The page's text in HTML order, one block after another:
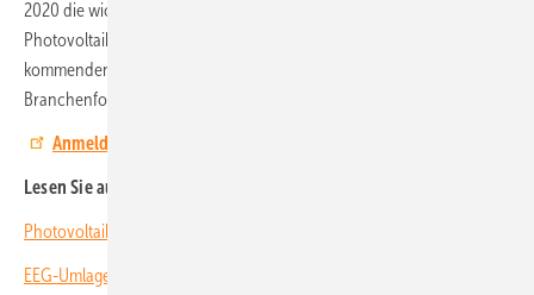
2020 die wichtigsten Änderungen vorstellen, die sich für den
Photovoltaikmarkt in Deutschland durch die Gesetzesnovelle in den
kommenden Jahren abzeichnen und auf zentrale
Branchenforderungen zur Nachbesserung eingehen. (HS)
Anmeldung zum Webinar
Lesen Sie auch:
Photovoltaik 2021: Alleiniger Motor der Energiewende?
EEG-Umlage beträgt in 2021 nur 6,5 Cent statt 9,65 Cent